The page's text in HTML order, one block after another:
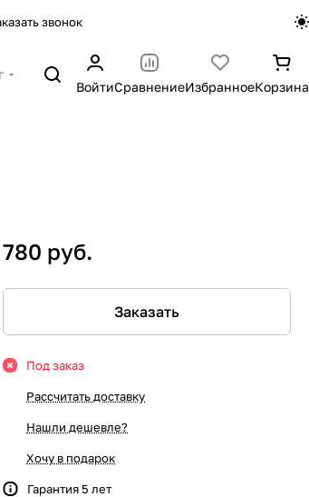
звонок
ВойтиСравнениеИзбранноеКорзина
780 руб.
Заказать
Под заказ
Рассчитать доставку
Нашли дешевле?
Хочу в подарок
Гарантия 5 лет